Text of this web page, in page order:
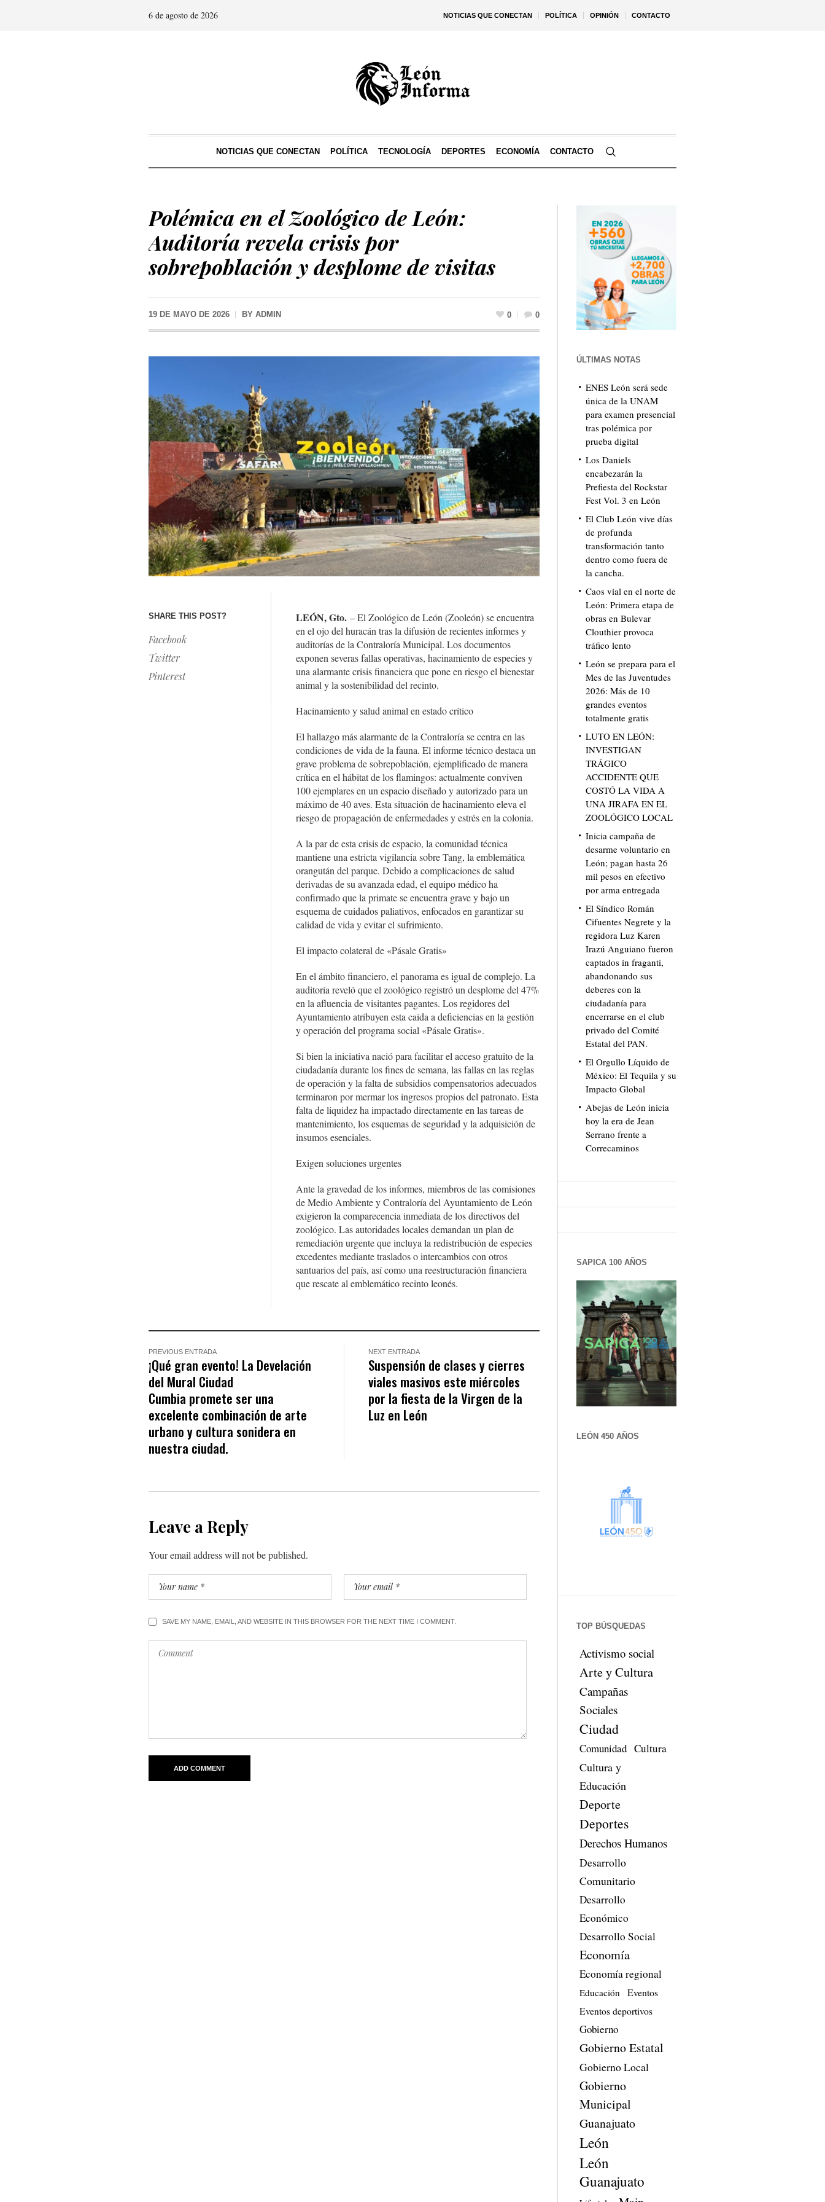
NOTICIAS QUE CONECTAN POLÍTICA OPINIÓN CONTACTO
6 de agosto de 2026
NOTICIAS QUE CONECTAN POLÍTICA TECNOLOGÍA DEPORTES ECONOMÍA CONTACTO
Polémica en el Zoológico de León:
Auditoría revela crisis por
sobrepoblación y desplome de visitas
19 DE MAYO DE 2026 BY ADMIN 0 0
SHARE THIS POST?
Facebook
Twitter
Pinterest
LEÓN, Gto. – El Zoológico de León (Zooleón) se encuentra
en el ojo del huracán tras la difusión de recientes informes y
auditorías de la Contraloría Municipal. Los documentos
exponen severas fallas operativas, hacinamiento de especies y
una alarmante crisis financiera que pone en riesgo el bienestar
animal y la sostenibilidad del recinto.
Hacinamiento y salud animal en estado crítico
El hallazgo más alarmante de la Contraloría se centra en las
condiciones de vida de la fauna. El informe técnico destaca un
grave problema de sobrepoblación, ejemplificado de manera
crítica en el hábitat de los flamingos: actualmente conviven
100 ejemplares en un espacio diseñado y autorizado para un
máximo de 40 aves. Esta situación de hacinamiento eleva el
riesgo de propagación de enfermedades y estrés en la colonia.
A la par de esta crisis de espacio, la comunidad técnica
mantiene una estricta vigilancia sobre Tang, la emblemática
orangután del parque. Debido a complicaciones de salud
derivadas de su avanzada edad, el equipo médico ha
confirmado que la primate se encuentra grave y bajo un
esquema de cuidados paliativos, enfocados en garantizar su
calidad de vida y evitar el sufrimiento.
El impacto colateral de «Pásale Gratis»
En el ámbito financiero, el panorama es igual de complejo. La
auditoría reveló que el zoológico registró un desplome del 47%
en la afluencia de visitantes pagantes. Los regidores del
Ayuntamiento atribuyen esta caída a deficiencias en la gestión
y operación del programa social «Pásale Gratis».
Si bien la iniciativa nació para facilitar el acceso gratuito de la
ciudadanía durante los fines de semana, las fallas en las reglas
de operación y la falta de subsidios compensatorios adecuados
terminaron por mermar los ingresos propios del patronato. Esta
falta de liquidez ha impactado directamente en las tareas de
mantenimiento, los esquemas de seguridad y la adquisición de
insumos esenciales.
Exigen soluciones urgentes
Ante la gravedad de los informes, miembros de las comisiones
de Medio Ambiente y Contraloría del Ayuntamiento de León
exigieron la comparecencia inmediata de los directivos del
zoológico. Las autoridades locales demandan un plan de
remediación urgente que incluya la redistribución de especies
excedentes mediante traslados o intercambios con otros
santuarios del país, así como una reestructuración financiera
que rescate al emblemático recinto leonés.
PREVIOUS ENTRADA
¡Qué gran evento! La Develación
del Mural Ciudad
Cumbia promete ser una
excelente combinación de arte
urbano y cultura sonidera en
nuestra ciudad.
NEXT ENTRADA
Suspensión de clases y cierres
viales masivos este miércoles
por la fiesta de la Virgen de la
Luz en León
Leave a Reply
Your email address will not be published.
SAVE MY NAME, EMAIL, AND WEBSITE IN THIS BROWSER FOR THE NEXT TIME I COMMENT.
ÚLTIMAS NOTAS
ENES León será sede
única de la UNAM
para examen presencial
tras polémica por
prueba digital
Los Daniels
encabezarán la
Prefiesta del Rockstar
Fest Vol. 3 en León
El Club León vive días
de profunda
transformación tanto
dentro como fuera de
la cancha.
Caos vial en el norte de
León: Primera etapa de
obras en Bulevar
Clouthier provoca
tráfico lento
León se prepara para el
Mes de las Juventudes
2026: Más de 10
grandes eventos
totalmente gratis
LUTO EN LEÓN:
INVESTIGAN
TRÁGICO
ACCIDENTE QUE
COSTÓ LA VIDA A
UNA JIRAFA EN EL
ZOOLÓGICO LOCAL
Inicia campaña de
desarme voluntario en
León; pagan hasta 26
mil pesos en efectivo
por arma entregada
El Síndico Román
Cifuentes Negrete y la
regidora Luz Karen
Irazú Anguiano fueron
captados in fraganti,
abandonando sus
deberes con la
ciudadanía para
encerrarse en el club
privado del Comité
Estatal del PAN.
El Orgullo Líquido de
México: El Tequila y su
Impacto Global
Abejas de León inicia
hoy la era de Jean
Serrano frente a
Correcaminos
SAPICA 100 AÑOS
LEÓN 450 AÑOS
TOP BÚSQUEDAS
Activismo social
Arte y Cultura
Campañas
Sociales
Ciudad
Comunidad Cultura
Cultura y
Educación
Deporte
Deportes
Derechos Humanos
Desarrollo
Comunitario
Desarrollo
Económico
Desarrollo Social
Economía
Economía regional
Educación Eventos
Eventos deportivos
Gobierno
Gobierno Estatal
Gobierno Local
Gobierno
Municipal
Guanajuato
León
León
Guanajuato